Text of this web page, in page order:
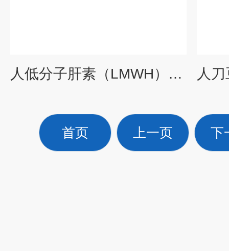
人低分子肝素（LMWH）酶联免疫试剂盒厂家
首页 上一页 下